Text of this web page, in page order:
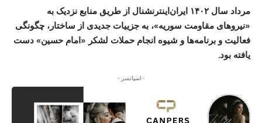
مرداد سال ۱۴۰۲ ایران‌اینترنشنال از طریق منابع نزدیک به
«نیروهای مقاومت سوریه»، به جزییات جدیدی از ساختار، چگونگی
فعالیت و برنامه‌ها و شیوه انجام حملات لشکر «امام حسین» دست
یافته بود.
- اسپانسر -